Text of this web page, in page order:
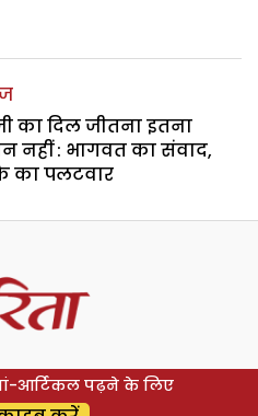
का दिल जीतना इतना
नहीं : भागवत का संवाद,
का पलटवार
आर्टिकल पढ़ने के लिए